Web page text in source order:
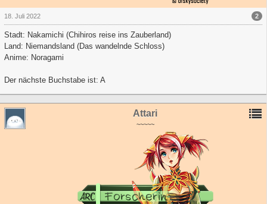
2
18. Juli 2022
Stadt: Nakamichi (Chihiros reise ins Zauberland)
Land: Niemandsland (Das wandelnde Schloss)
Anime: Noragami
Der nächste Buchstabe ist: A
Attari
~~~~~